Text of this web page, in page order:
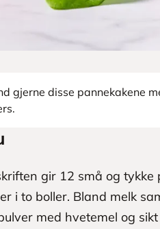
gjerne disse pannekakene
gir 12 små og
i to boller. Bland melk
med hvetemel og